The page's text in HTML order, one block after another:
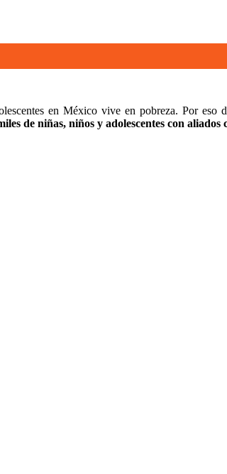
en México vive en pobreza. Por eso
de niñas, niños y adolescentes con aliados
la cantidad y calidad de oportunidades
la inversión en proyectos de salud y